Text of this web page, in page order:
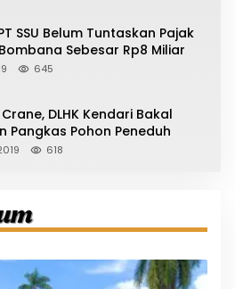
SSU Belum Tuntaskan Pajak
Sebesar Rp8 Miliar
645
DLHK Kendari Bakal
Pangkas Pohon Peneduh
618